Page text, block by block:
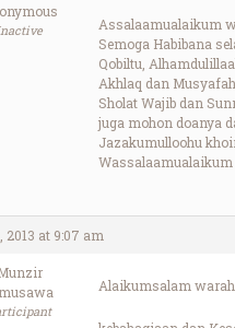
Assalaamualaikum
Semoga Habibana
Qobiltu,
Akhlaq dan
Sholat Wajib dan
juga mohon doanya
Jazakumulloohu
2013 at 9:07 am
Alaikumsalam